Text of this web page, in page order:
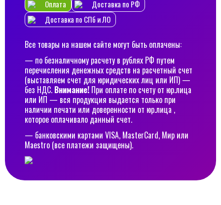
Оплата
Доставка по РФ
Доставка по СПб и ЛО
Все товары на нашем сайте могут быть оплачены:
— по безналичному расчету в рублях РФ путем
перечисления денежных средств на расчетный счет
(выставляем счет для юридических лиц или ИП) —
без НДС. Внимание! При оплате по счету от юр.лица
или ИП — вся продукция выдается только при
наличии печати или доверенности от юр.лица ,
которое оплачивало данный счет.
— банковскими картами VISA, MasterCard, Мир или
Maestro (все платежи защищены).